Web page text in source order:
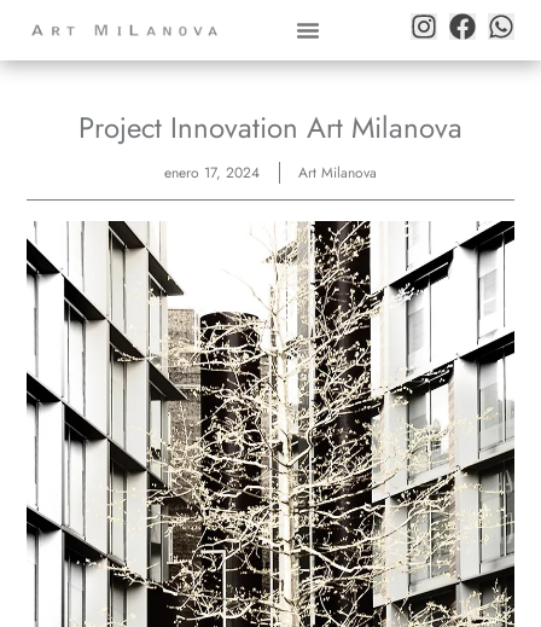
Project Innovation Art Milanova
enero 17, 2024 Art Milanova